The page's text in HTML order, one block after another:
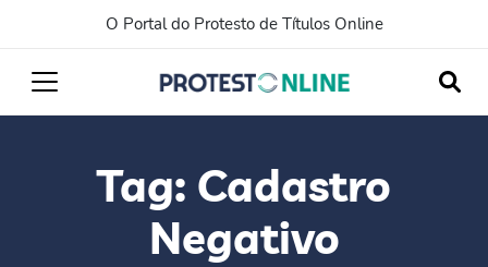
O Portal do Protesto de Títulos Online
Tag: Cadastro
Negativo